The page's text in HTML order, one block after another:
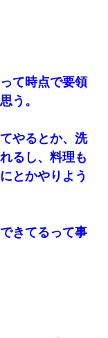
ックンさせた結果
た結果
、わかれてくださ
いんだよ！キモオ
様子が微妙におか
て時点で要領
う。
やるとか、洗
るし、料理も
とかやりよう
きてるって事